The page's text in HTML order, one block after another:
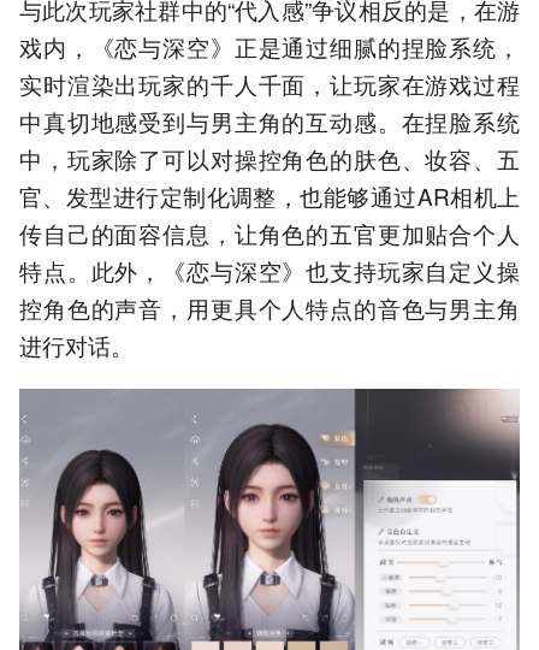
与此次玩家社群中的“代入感”争议相反的是，在游
戏内，《恋与深空》正是通过细腻的捏脸系统，
实时渲染出玩家的千人千面，让玩家在游戏过程
中真切地感受到与男主角的互动感。在捏脸系统
中，玩家除了可以对操控角色的肤色、妆容、五
官、发型进行定制化调整，也能够通过AR相机上
传自己的面容信息，让角色的五官更加贴合个人
特点。此外，《恋与深空》也支持玩家自定义操
控角色的声音，用更具个人特点的音色与男主角
进行对话。